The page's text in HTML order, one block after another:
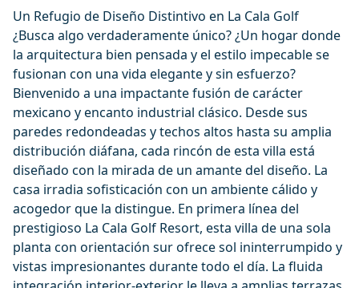
Un Refugio de Diseño Distintivo en La Cala Golf
¿Busca algo verdaderamente único? ¿Un hogar donde
la arquitectura bien pensada y el estilo impecable se
fusionan con una vida elegante y sin esfuerzo?
Bienvenido a una impactante fusión de carácter
mexicano y encanto industrial clásico. Desde sus
paredes redondeadas y techos altos hasta su amplia
distribución diáfana, cada rincón de esta villa está
diseñado con la mirada de un amante del diseño. La
casa irradia sofisticación con un ambiente cálido y
acogedor que la distingue. En primera línea del
prestigioso La Cala Golf Resort, esta villa de una sola
planta con orientación sur ofrece sol ininterrumpido y
vistas impresionantes durante todo el día. La fluida